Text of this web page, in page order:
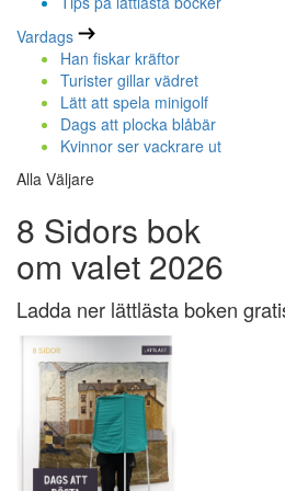
Vardags
Han fiskar kräftor
Turister gillar vädret
Lätt att spela minigolf
Dags att plocka blåbär
Kvinnor ser vackrare ut
Alla Väljare
8 Sidors bok
om valet 2026
Ladda ner lättlästa boken